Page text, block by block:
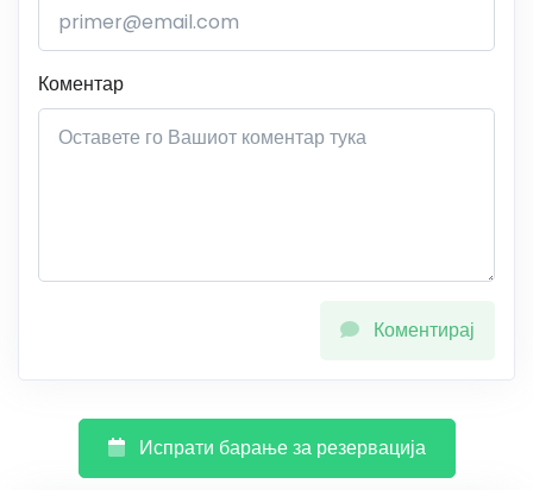
Коментар
Коментирај
Испрати барање за резервација